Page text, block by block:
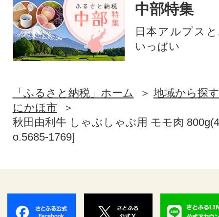
中部特集
日本アルプス
いっぱい
「ふるさと納税」ホーム
地域から探す
にかほ市
秋田由利牛 しゃぶしゃぶ用 モモ肉
o.5685-1769]